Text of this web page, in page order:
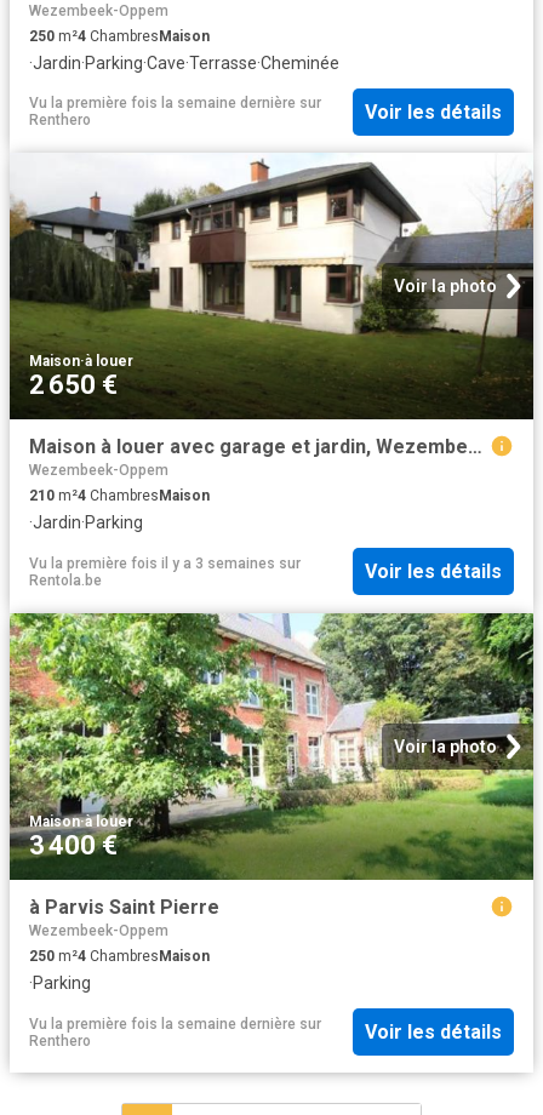
Wezembeek-Oppem
250 m²4 ChambresMaison
·Jardin·Parking·Cave·Terrasse·Cheminée
Vu la première fois la semaine dernière sur
Renthero
Voir les détails
Voir la photo
Maison·à louer
2 650 €
Maison à louer avec garage et jardin, Wezembeek Oppem
Wezembeek-Oppem
210 m²4 Chambres Maison
·Jardin·Parking
Vu la première fois il y a 3 semaines sur
Rentola.be
Voir les détails
Voir la photo
Maison·à louer
3 400 €
à Parvis Saint Pierre
Wezembeek-Oppem
250 m²4 ChambresMaison
·Parking
Vu la première fois la semaine dernière sur
Renthero
Voir les détails